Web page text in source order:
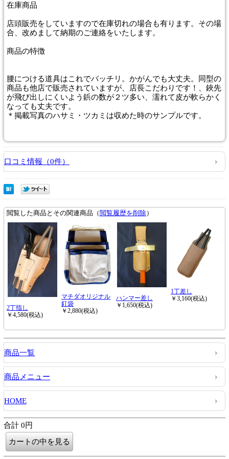
在庫商品
店頭販売をしていますので在庫切れの場合も有ります。その場
合、改めまして納期のご連絡をいたします。
商品の特徴
腰につける道具はこれでバッチリ。かがんでも大丈夫。同型の
商品も他店で販売されていますが、店長こだわりです！、鋏先
が飛び出しにくいよう鋲の数が２ツ多い、濡れて皮が軟らかく
なっても丈夫です。
＊掲載写真のハサミ・ツカミは収めた時のサンプルです。
口コミ情報（0件）
商品一覧
商品メニュー
HOME
合計 0円